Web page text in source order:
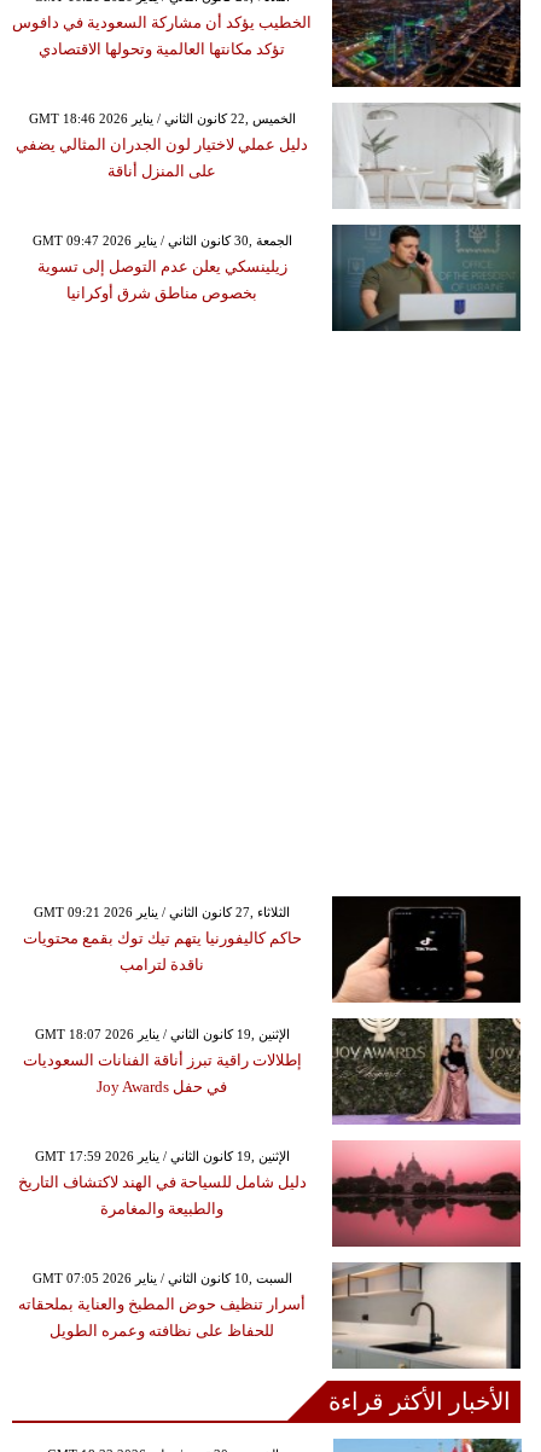
الخطيب يؤكد أن مشاركة السعودية في دافوس
تؤكد مكانتها العالمية وتحولها الاقتصادي
GMT 18:46 2026 الخميس ,22 كانون الثاني / يناير
دليل عملي لاختيار لون الجدران المثالي يضفي
على المنزل أناقة
GMT 09:47 2026 الجمعة ,30 كانون الثاني / يناير
زيلينسكي يعلن عدم التوصل إلى تسوية
بخصوص مناطق شرق أوكرانيا
GMT 09:21 2026 الثلاثاء ,27 كانون الثاني / يناير
حاكم كاليفورنيا يتهم تيك توك بقمع محتويات
ناقدة لترامب
GMT 18:07 2026 الإثنين ,19 كانون الثاني / يناير
إطلالات راقية تبرز أناقة الفنانات السعوديات
في حفل Joy Awards
GMT 17:59 2026 الإثنين ,19 كانون الثاني / يناير
دليل شامل للسياحة في الهند لاكتشاف التاريخ
والطبيعة والمغامرة
GMT 07:05 2026 السبت ,10 كانون الثاني / يناير
أسرار تنظيف حوض المطبخ والعناية بملحقاته
للحفاظ على نظافته وعمره الطويل
الأخبار الأكثر قراءة